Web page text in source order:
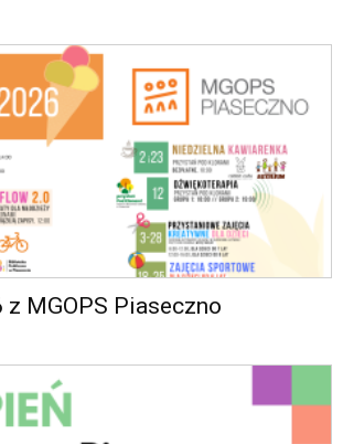
MGOPS Piaseczno